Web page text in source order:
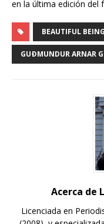
en la última edición del
BEAUTIFUL
GUÐMUNDUR ARNAR
Acerca de
Licenciada en